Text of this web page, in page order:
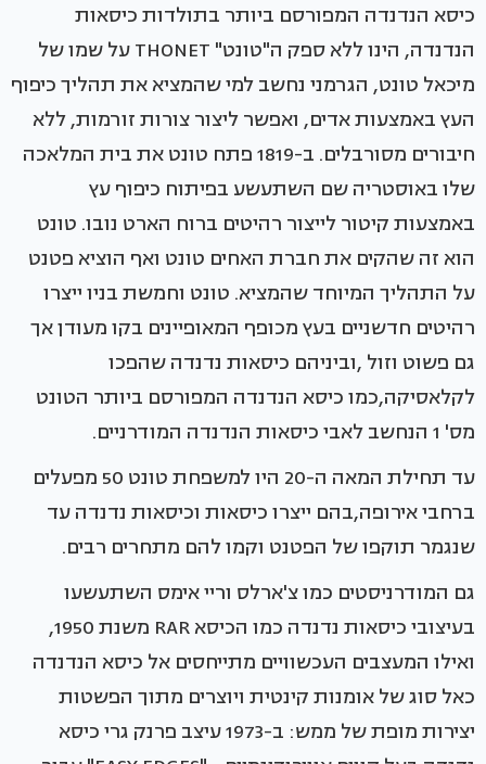
כיסא הנדנדה המפורסם ביותר בתולדות כיסאות
הנדנדה, הינו ללא ספק ה"טונט" THONET על שמו של
מיכאל טונט, הגרמני נחשב למי שהמציא את תהליך כיפוף
העץ באמצעות אדים, ואפשר ליצור צורות זורמות, ללא
חיבורים מסורבלים. ב-1819 פתח טונט את בית המלאכה
שלו באוסטריה שם השתעשע בפיתוח כיפוף עץ
באמצעות קיטור לייצור רהיטים ברוח הארט נובו. טונט
הוא זה שהקים את חברת האחים טונט ואף הוציא פטנט
על התהליך המיוחד שהמציא. טונט וחמשת בניו ייצרו
רהיטים חדשניים בעץ מכופף המאופיינים בקו מעודן אך
גם פשוט וזול ,וביניהם כיסאות נדנדה שהפכו
לקלאסיקה,כמו כיסא הנדנדה המפורסם ביותר הטונט
מס' 1 הנחשב לאבי כיסאות הנדנדה המודרניים.
עד תחילת המאה ה-20 היו למשפחת טונט 50 מפעלים
ברחבי אירופה,בהם ייצרו כיסאות וכיסאות נדנדה עד
שנגמר תוקפו של הפטנט וקמו להם מתחרים רבים.
גם המודרניסטים כמו צ'ארלס וריי אימס השתעשעו
בעיצובי כיסאות נדנדה כמו הכיסא RAR משנת 1950,
ואילו המעצבים העכשוויים מתייחסים אל כיסא הנדנדה
כאל סוג של אומנות קינטית ויוצרים מתוך הפשטות
יצירות מופת של ממש: ב-1973 עיצב פרנק גרי כיסא